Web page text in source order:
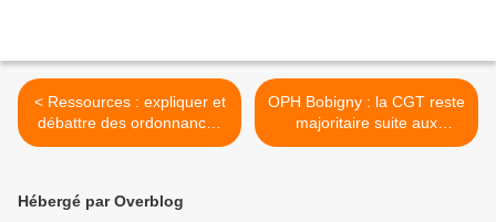
< Ressources : expliquer et
débattre des ordonnances
loi travail XXL
OPH Bobigny : la CGT reste
majoritaire suite aux
elections >
Hébergé par Overblog